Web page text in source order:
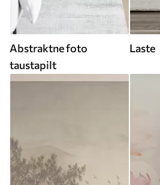
Abstraktne foto
taustapilt
Laste